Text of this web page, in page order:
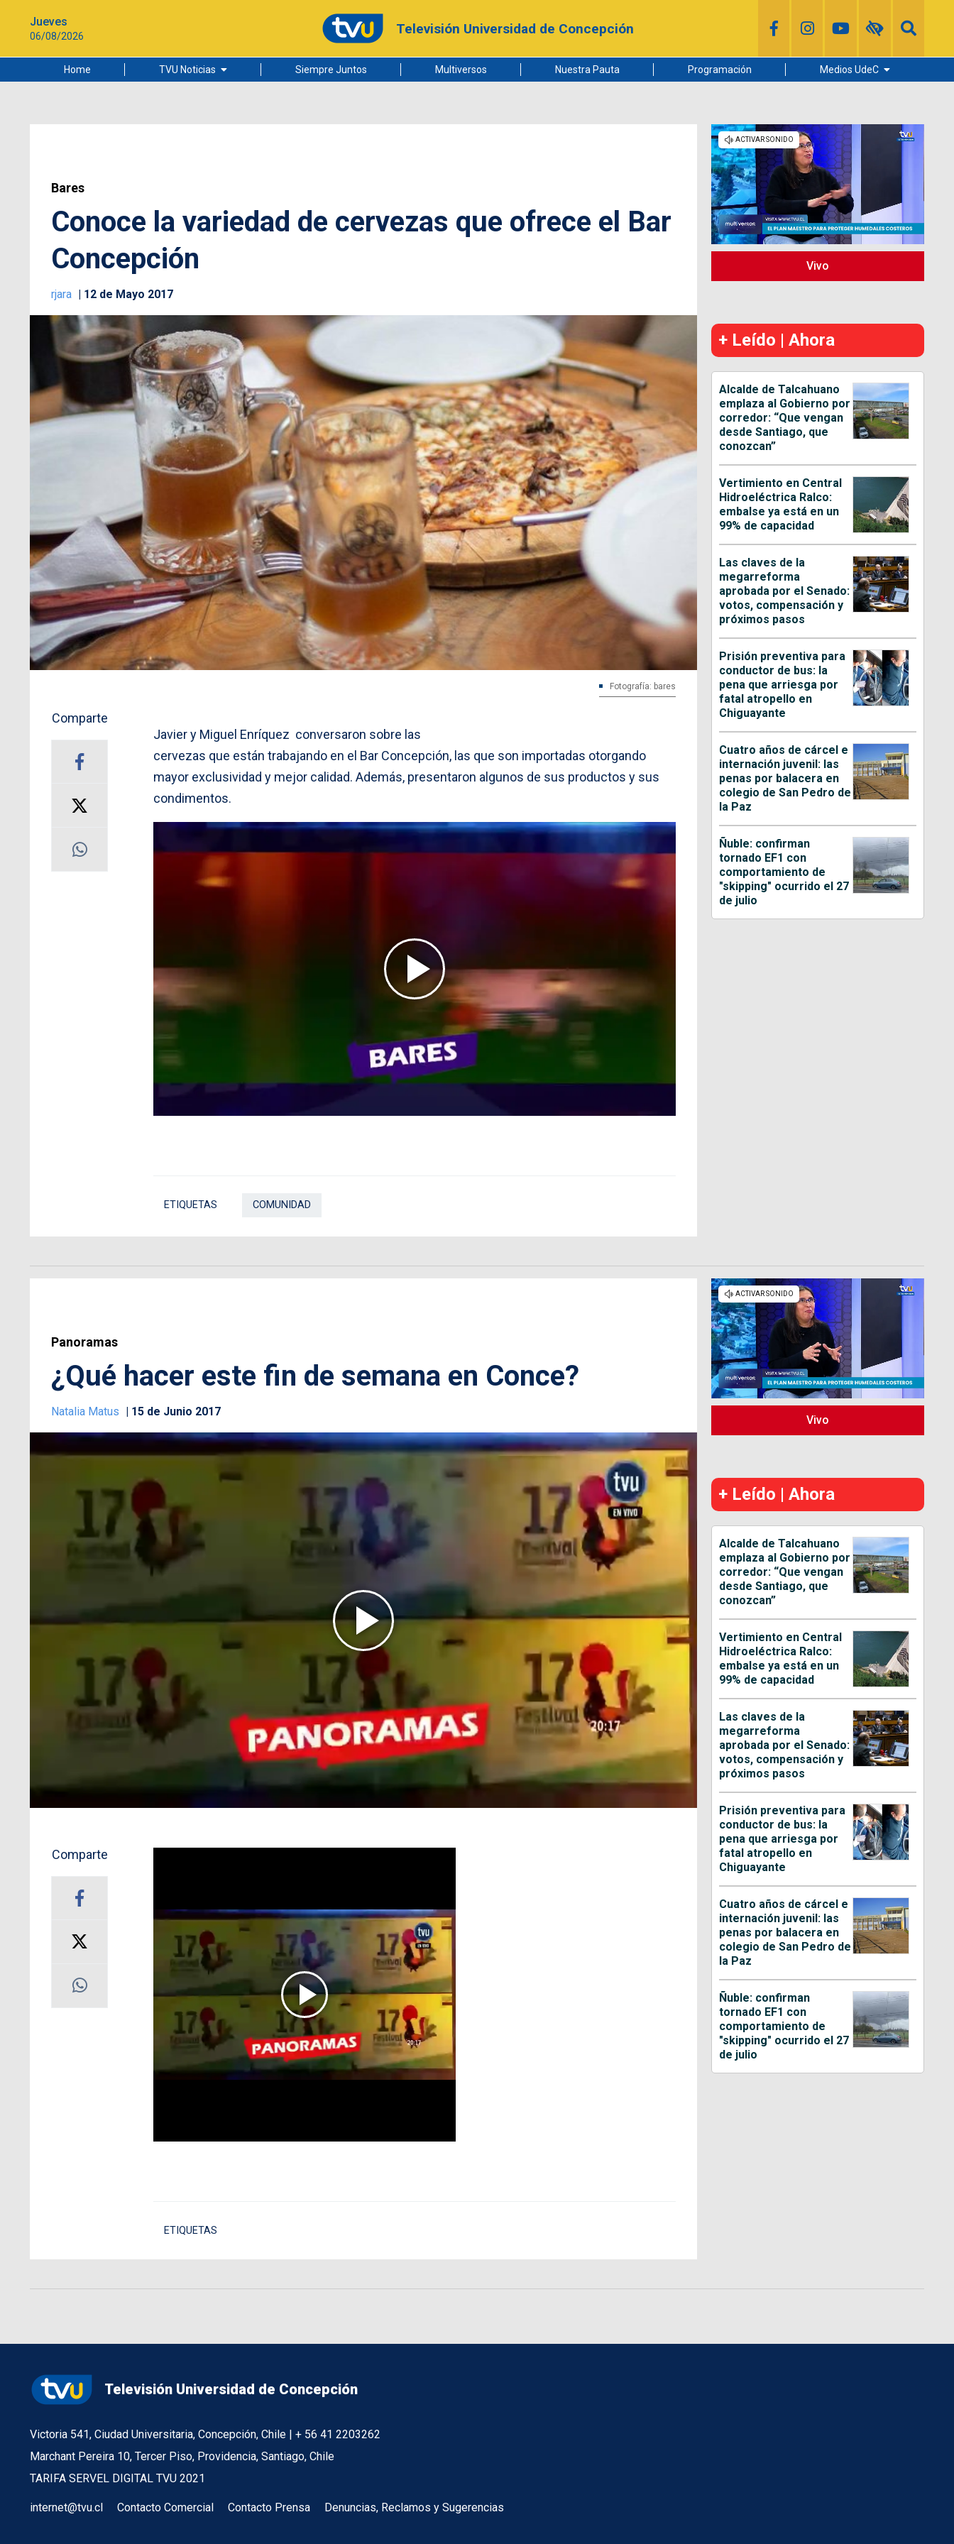
Jueves
06/08/2026 Televisión Universidad de Concepción
Home TVU Noticias
Ciudad
Siempre Juntos Multiversos Nuestra Pauta Programación Medios UdeC
Radio UdeC
Noticias UdeC
La Discusión
Bares
Conoce la variedad de cervezas que ofrece el Bar
Concepción
rjara 12 de Mayo 2017
Fotografía: bares
Comparte
Javier y Miguel Enríquez conversaron sobre las
cervezas que están trabajando en el Bar Concepción, las que son importadas otorgando
mayor exclusividad y mejor calidad. Además, presentaron algunos de sus productos y sus
condimentos.
ETIQUETAS COMUNIDAD
Vivo
+ Leído | Ahora
Alcalde de Talcahuano
emplaza al Gobierno por
corredor: “Que vengan
desde Santiago, que
conozcan”
Vertimiento en Central
Hidroeléctrica Ralco:
embalse ya está en un
99% de capacidad
Las claves de la
megarreforma
aprobada por el Senado:
votos, compensación y
próximos pasos
Prisión preventiva para
conductor de bus: la
pena que arriesga por
fatal atropello en
Chiguayante
Cuatro años de cárcel e
internación juvenil: las
penas por balacera en
colegio de San Pedro de
la Paz
Ñuble: confirman
tornado EF1 con
comportamiento de
"skipping" ocurrido el 27
de julio
Panoramas
¿Qué hacer este fin de semana en Conce?
Natalia Matus 15 de Junio 2017
Comparte
ETIQUETAS
Vivo
+ Leído | Ahora
Alcalde de Talcahuano
emplaza al Gobierno por
corredor: “Que vengan
desde Santiago, que
conozcan”
Vertimiento en Central
Hidroeléctrica Ralco:
embalse ya está en un
99% de capacidad
Las claves de la
megarreforma
aprobada por el Senado:
votos, compensación y
próximos pasos
Prisión preventiva para
conductor de bus: la
pena que arriesga por
fatal atropello en
Chiguayante
Cuatro años de cárcel e
internación juvenil: las
penas por balacera en
colegio de San Pedro de
la Paz
Ñuble: confirman
tornado EF1 con
comportamiento de
"skipping" ocurrido el 27
de julio
Televisión Universidad de Concepción
Victoria 541, Ciudad Universitaria, Concepción, Chile | + 56 41 2203262
Marchant Pereira 10, Tercer Piso, Providencia, Santiago, Chile
TARIFA SERVEL DIGITAL TVU 2021
internet@tvu.cl Contacto Comercial Contacto Prensa Denuncias, Reclamos y Sugerencias